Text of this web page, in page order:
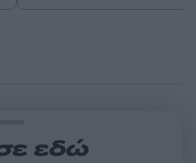
εδώ